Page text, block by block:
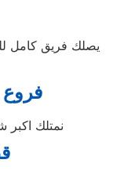
يصلك فريق كامل
نمتلك